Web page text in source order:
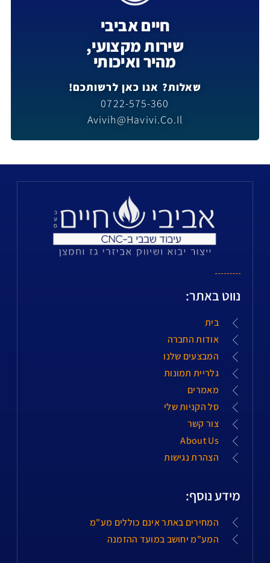
חיים אביבי
שירות מקצועי,
מהיר ואיכותי
שאלות? אנו כאן לרשותכם!
0722-575-360
Avivih@havivi.co.il
נווט באתר:
בית
אודות החברה
המבצעים שלנו
גלריית תמונות
מאמרים
סל הקניות שלי
צור קשר
About Us
הצהרת נגישות
מידע נוסף:
המחירים באתר אינם כוללים מע"מ
המע"מ יחושב במועד ההזמנה